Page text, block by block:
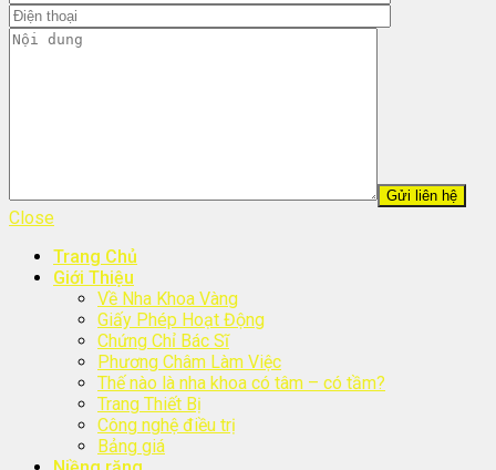
Close
Trang Chủ
Giới Thiệu
Về Nha Khoa Vàng
Giấy Phép Hoạt Động
Chứng Chỉ Bác Sĩ
Phương Châm Làm Việc
Thế nào là nha khoa có tâm – có tầm?
Trang Thiết Bị
Công nghệ điều trị
Bảng giá